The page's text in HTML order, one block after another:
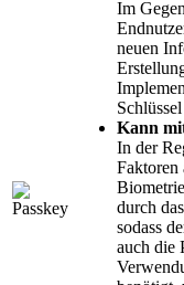
Im
neuen
Kann
In der
Faktoren
durch
sodass
auch die